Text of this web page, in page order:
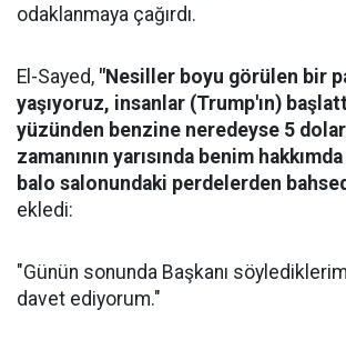
odaklanmaya çağırdı.
El-Sayed, "Nesiller boyu görülen bir
yaşıyoruz, insanlar (Trump'ın)
yüzünden benzine neredeyse 5
zamanının yarısında benim
balo salonundaki perdelerden
ekledi:
"Günün sonunda Başkanı
davet ediyorum."